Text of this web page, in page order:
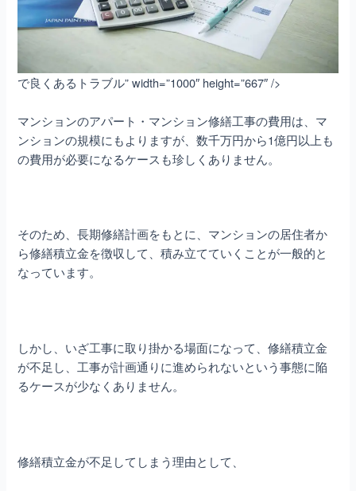
で良くあるトラブル” width=”1000″ height=”667″ />
マンションのアパート・マンション修繕工事の費用は、マ
ンションの規模にもよりますが、数千万円から1億円以上も
の費用が必要になるケースも珍しくありません。
そのため、長期修繕計画をもとに、マンションの居住者か
ら修繕積立金を徴収して、積み立てていくことが一般的と
なっています。
しかし、いざ工事に取り掛かる場面になって、修繕積立金
が不足し、工事が計画通りに進められないという事態に陥
るケースが少なくありません。
修繕積立金が不足してしまう理由として、